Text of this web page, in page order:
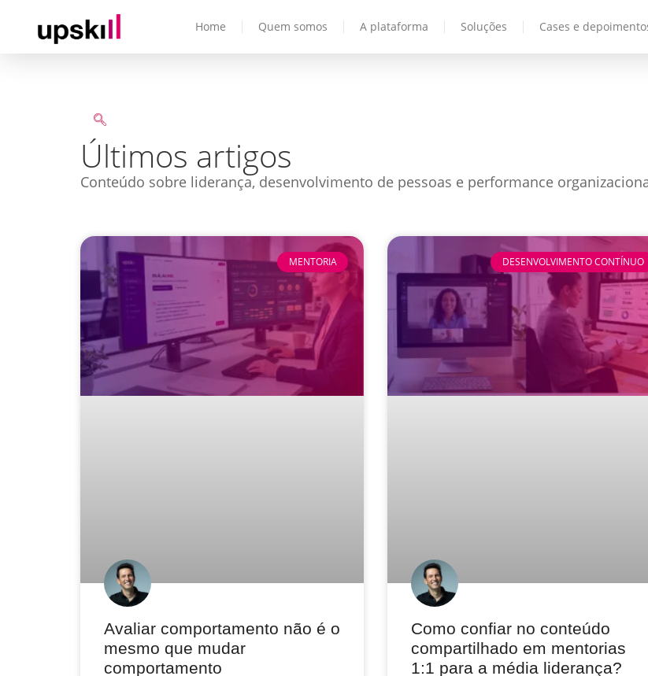
Home Quem somos A plataforma Soluções Cases e
Últimos artigos
Conteúdo sobre liderança, desenvolvimento de pessoas e performance
MENTORIA
Avaliar comportamento não é o
mesmo que mudar
comportamento
DESENVOLVIMENTO CONTÍNUO
Como confiar no conteúdo
compartilhado em mentorias
1:1 para a média liderança?